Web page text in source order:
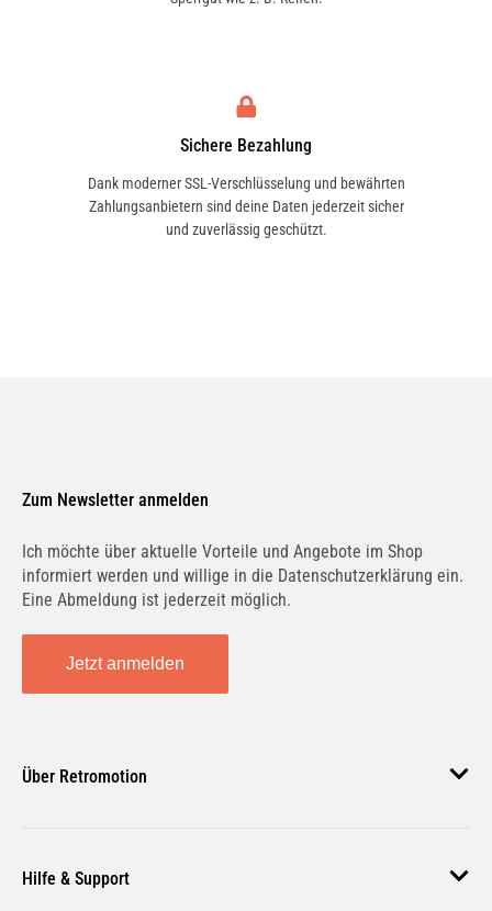
Sichere Bezahlung
Dank moderner SSL-Verschlüsselung und bewährten
Zahlungsanbietern sind deine Daten jederzeit sicher
und zuverlässig geschützt.
Zum Newsletter anmelden
Ich möchte über aktuelle Vorteile und Angebote im Shop
informiert werden und willige in die Datenschutzerklärung ein.
Eine Abmeldung ist jederzeit möglich.
Jetzt anmelden
Über Retromotion
Unsere Jobs
Hilfe & Support